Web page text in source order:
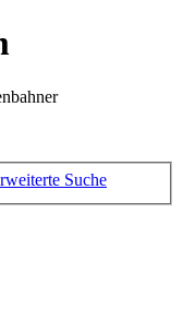
Suche